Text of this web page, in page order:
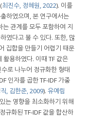
최진수, 정혜원, 2022). 이를
하였으며, 본 연구에서는
관계를 모두 포함하여 지
였다고 볼 수 있다. 또한, 많
집합을 만들기 어렵기 때문
활용하였다. 이때 TF 값은
로 나누어 정규화한 형태
인자를 곱한 TF-IDF 가중
, 김한준, 2009). 유예림
는 영향을 최소화하기 위해
규화된 TF-IDF 값을 합산하